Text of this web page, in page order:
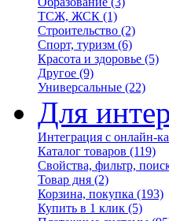
ТСЖ, ЖСК (1)
Строительство (2)
Спорт, туризм (6)
Красота и здоровье (5)
Другое (9)
Универсальные (22)
Для
Интеграция с онлайн-
Каталог товаров (119)
Свойства, фильтр,
Товар дня (2)
Корзина, покупка (193)
Купить в 1 клик (5)